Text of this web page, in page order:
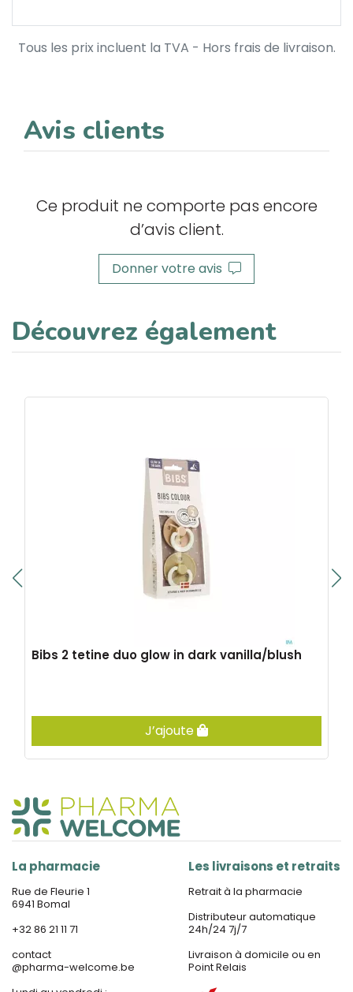
Tous les prix incluent la TVA - Hors frais de livraison.
Avis clients
Ce produit ne comporte pas encore
d’avis client.
Donner votre avis
Découvrez également
Bibs 2 tetine duo glow in dark vanilla/blush
J’ajoute
La pharmacie
Rue de Fleurie 1
6941 Bomal
+32 86 21 11 71
contact
@pharma-welcome.be
Les livraisons et retraits
Retrait à la pharmacie
Distributeur automatique
24h/24 7j/7
Livraison à domicile ou en
Point Relais